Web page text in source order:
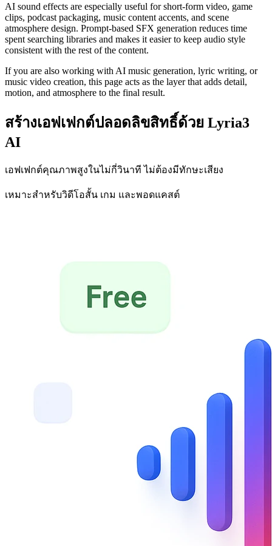
AI sound effects are especially useful for short-form video, game
clips, podcast packaging, music content accents, and scene
atmosphere design. Prompt-based SFX generation reduces time
spent searching libraries and makes it easier to keep audio style
consistent with the rest of the content.
If you are also working with AI music generation, lyric writing, or
music video creation, this page acts as the layer that adds detail,
motion, and atmosphere to the final result.
สร้างเอฟเฟกต์ปลอดลิขสิทธิ์ด้วย Lyria3
AI
เอฟเฟกต์คุณภาพสูงในไม่กี่วินาที ไม่ต้องมีทักษะเสียง
เหมาะสำหรับวิดีโอสั้น เกม และพอดแคสต์